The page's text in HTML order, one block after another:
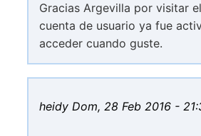
Gracias Argevilla por visitar
cuenta de usuario ya fue
acceder cuando guste.
heidy Dom, 28 Feb 2016 -